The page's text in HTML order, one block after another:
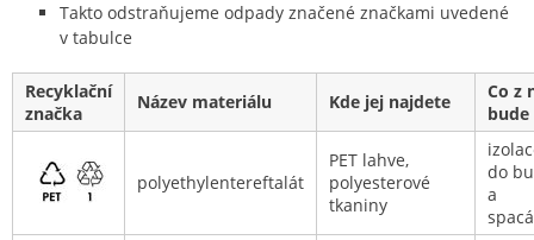
Takto odstraňujeme odpady značené značkami uvedené
v tabulce
Recyklační
značka
Název materiálu Kde jej najdete
Co z
bude
polyethylentereftalát
PET lahve,
polyesterové
tkaniny
do
a